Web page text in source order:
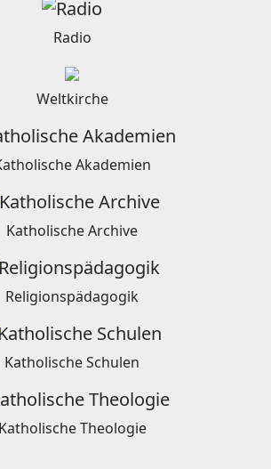
Radio
Weltkirche
Akademien
Katholische Archive
Religionspädagogik
Katholische Schulen
Katholische Theologie